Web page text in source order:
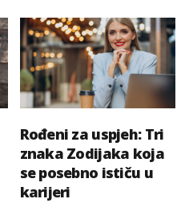
Rođeni za uspjeh: Tri
znaka Zodijaka koja
se posebno ističu u
karijeri